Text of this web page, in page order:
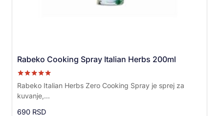
Rabeko Cooking Spray Italian Herbs 200ml
Ocenjeno sa
5.00
od 5
Rabeko Italian Herbs Zero Cooking Spray je sprej za
kuvanje,...
690 RSD